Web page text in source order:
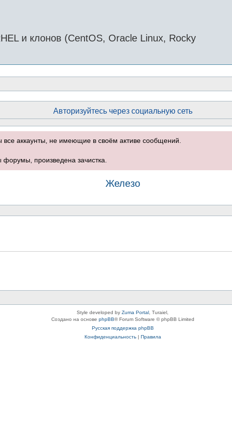
и клонов (CentOS, Oracle Linux, Rocky
Авторизуйтесь через социальную сеть
аккаунты, не имеющие в своём активе сообщений.
произведена зачистка.
Железо
Style developed by Zuma Portal , Turaiel,
Создано на основе phpBB® Forum Software © phpBB Limited
Русская поддержка phpBB
Конфиденциальность| Правила